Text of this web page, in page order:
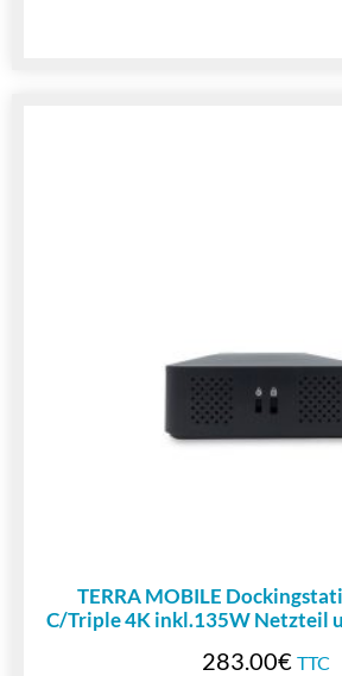
TERRA MOBILE
C/Triple 4K inkl.135W Netzteil
283.00€ TTC